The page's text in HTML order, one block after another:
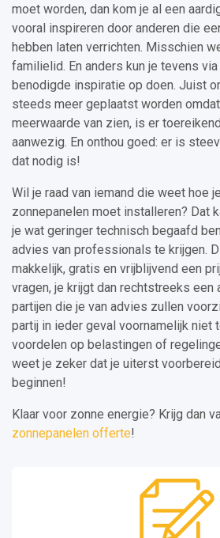
moet worden, dan kom je al een
vooral inspireren door anderen die
hebben laten verrichten. Misschien
familielid. En anders kun je tevens
benodigde inspiratie op doen. Juist
steeds meer geplaatst worden
meerwaarde van zien, is er
aanwezig. En onthou goed: er is
dat nodig is!
Wil je raad van iemand die weet hoe
zonnepanelen moet installeren? Dat
je wat geringer technisch begaafd
advies van professionals te krijgen.
makkelijk, gratis en vrijblijvend een
vragen, je krijgt dan rechtstreeks een
partijen die je van advies zullen
partij in ieder geval voornamelijk niet
voordelen op belastingen of
weet je zeker dat je uiterst
beginnen!
Klaar voor zonne energie? Krijg dan
zonnepanelen offerte!